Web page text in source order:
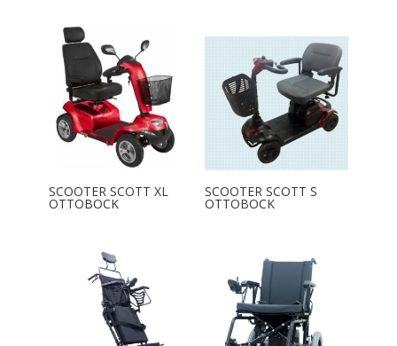
SCOOTER SCOTT XL
OTTOBOCK
SCOOTER SCOTT S
OTTOBOCK